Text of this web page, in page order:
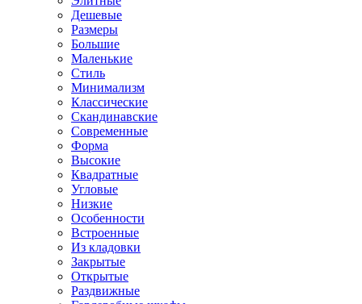
Дешевые
Размеры
Большие
Маленькие
Стиль
Минимализм
Классические
Скандинавские
Современные
Форма
Высокие
Квадратные
Угловые
Низкие
Особенности
Встроенные
Из кладовки
Закрытые
Открытые
Раздвижные